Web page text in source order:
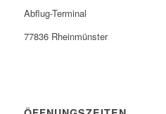
Abflug-Terminal
77836 Rheinmünster